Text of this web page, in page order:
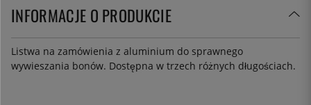
INFORMACJE O PRODUKCIE
Listwa na zamówienia z aluminium do sprawnego
wywieszania bonów. Dostępna w trzech różnych długościach.